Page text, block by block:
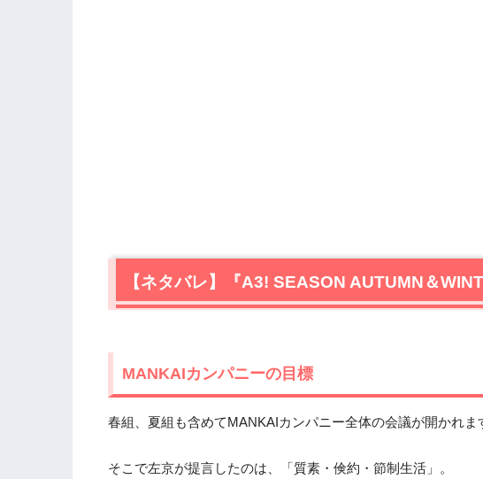
【ネタバレ】『A3! SEASON AUTUMN＆
MANKAIカンパニーの目標
春組、夏組も含めてMANKAIカンパニー全体の会議が開かれま
そこで左京が提言したのは、「質素・倹約・節制生活」。